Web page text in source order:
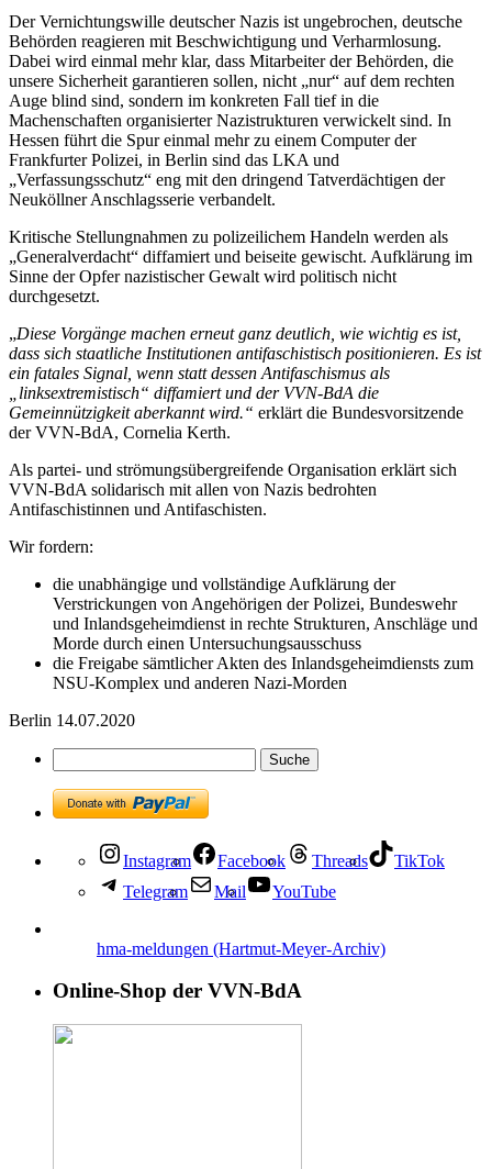
Der Vernichtungswille deutscher Nazis ist ungebrochen, deutsche
Behörden reagieren mit Beschwichtigung und Verharmlosung.
Dabei wird einmal mehr klar, dass Mitarbeiter der Behörden, die
unsere Sicherheit garantieren sollen, nicht „nur“ auf dem rechten
Auge blind sind, sondern im konkreten Fall tief in die
Machenschaften organisierter Nazistrukturen verwickelt sind. In
Hessen führt die Spur einmal mehr zu einem Computer der
Frankfurter Polizei, in Berlin sind das LKA und
„Verfassungsschutz“ eng mit den dringend Tatverdächtigen der
Neuköllner Anschlagsserie verbandelt.
Kritische Stellungnahmen zu polizeilichem Handeln werden als
„Generalverdacht“ diffamiert und beiseite gewischt. Aufklärung im
Sinne der Opfer nazistischer Gewalt wird politisch nicht
durchgesetzt.
„Diese Vorgänge machen erneut ganz deutlich, wie wichtig es ist,
dass sich staatliche Institutionen antifaschistisch positionieren. Es ist
ein fatales Signal, wenn statt dessen Antifaschismus als
„linksextremistisch“ diffamiert und der VVN-BdA die
Gemeinnützigkeit aberkannt wird.“ erklärt die Bundesvorsitzende
der VVN-BdA, Cornelia Kerth.
Als partei- und strömungsübergreifende Organisation erklärt sich
VVN-BdA solidarisch mit allen von Nazis bedrohten
Antifaschistinnen und Antifaschisten.
Wir fordern:
die unabhängige und vollständige Aufklärung der
Verstrickungen von Angehörigen der Polizei, Bundeswehr
und Inlandsgeheimdienst in rechte Strukturen, Anschläge und
Morde durch einen Untersuchungsausschuss
die Freigabe sämtlicher Akten des Inlandsgeheimdiensts zum
NSU-Komplex und anderen Nazi-Morden
Berlin 14.07.2020
Instagram Facebook Threads
TikTok
Telegram
Mail YouTube
hma-meldungen (Hartmut-Meyer-Archiv)
Online-Shop der VVN-BdA